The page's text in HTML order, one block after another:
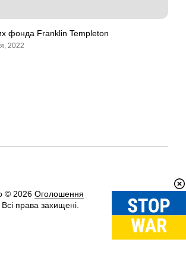
фонда Franklin Templeton
2022
© 2026 Оголошення
Всі права захищені.
Вгору↑